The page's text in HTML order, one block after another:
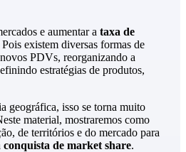
e aumentar a taxa de
Pois existem diversas formas de
PDVs, reorganizando a
estratégias de produtos,
geográfica, isso se torna muito
material, mostraremos como
de territórios e do mercado para
conquista de market share.